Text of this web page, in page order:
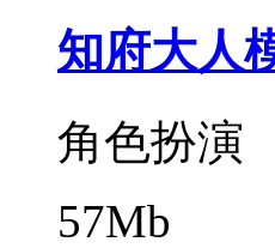
知府大人
角色扮演
57Mb